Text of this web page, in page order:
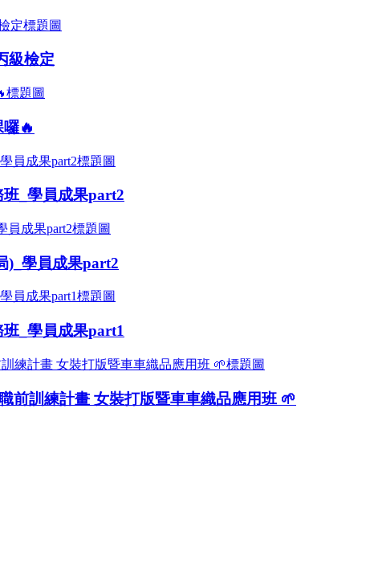
級檢定
🔥
_學員成果part2
)_學員成果part2
_學員成果part1
前訓練計畫 女裝打版暨車車織品應用班 🌱